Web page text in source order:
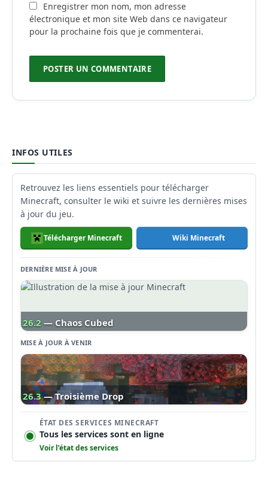
Enregistrer mon nom, mon adresse
électronique et mon site Web dans ce navigateur
pour la prochaine fois que je commenterai.
INFOS UTILES
Retrouvez les liens essentiels pour télécharger
Minecraft, consulter le wiki et suivre les dernières mises
à jour du jeu.
Télécharger Minecraft Wiki Minecraft
DERNIÈRE MISE À JOUR
26.2 — Chaos Cubed
MISE À JOUR À VENIR
26.3 — Troisième Drop
ÉTAT DES SERVICES MINECRAFT
Tous les services sont en ligne
Voir l’état des services